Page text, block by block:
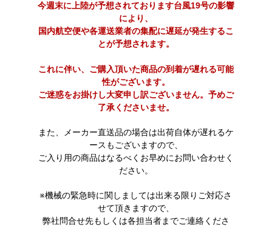
今週末に上陸が予想されております台風19号の影響
により、
国内航空便や各運送業者の集配に遅延が発生するこ
とが予想されます。
これに伴い、ご購入頂いた商品の到着が遅れる可能
性がございます。
ご迷惑をお掛けし大変申し訳ございません。予めご
了承くださいませ。
また、メーカー直送品の場合は出荷自体が遅れるケ
ースもございますので、
ご入り用の商品はなるべくお早めにお問い合わせく
ださい。
※機械の緊急時に関しましては出来る限りご対応さ
せて頂きますので、
弊社問合せ先もしくは各担当者までご連絡くださ